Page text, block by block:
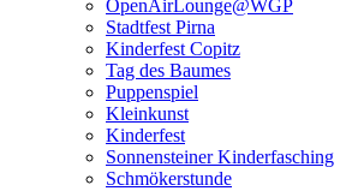
OpenAirLounge@WGP
Stadtfest Pirna
Kinderfest Copitz
Tag des Baumes
Puppenspiel
Kleinkunst
Kinderfest
Sonnensteiner Kinderfasching
Schmökerstunde